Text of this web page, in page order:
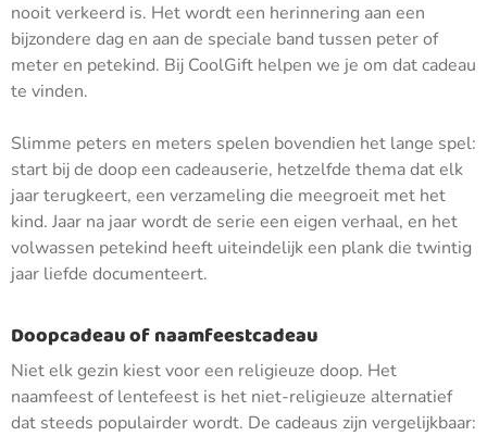
nooit verkeerd is. Het wordt een herinnering aan een
bijzondere dag en aan de speciale band tussen peter of
meter en petekind. Bij CoolGift helpen we je om dat cadeau
te vinden.
Slimme peters en meters spelen bovendien het lange spel:
start bij de doop een cadeauserie, hetzelfde thema dat elk
jaar terugkeert, een verzameling die meegroeit met het
kind. Jaar na jaar wordt de serie een eigen verhaal, en het
volwassen petekind heeft uiteindelijk een plank die twintig
jaar liefde documenteert.
Doopcadeau of naamfeestcadeau
Niet elk gezin kiest voor een religieuze doop. Het
naamfeest of lentefeest is het niet-religieuze alternatief
dat steeds populairder wordt. De cadeaus zijn vergelijkbaar: